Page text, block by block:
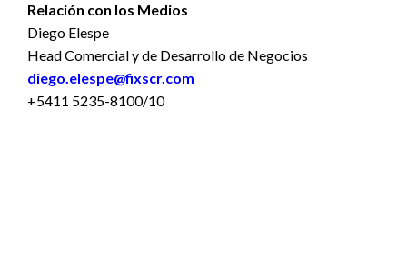
Relación con los Medios
Diego Elespe
Head Comercial y de Desarrollo de Negocios
diego.elespe@fixscr.com
+5411 5235-8100/10